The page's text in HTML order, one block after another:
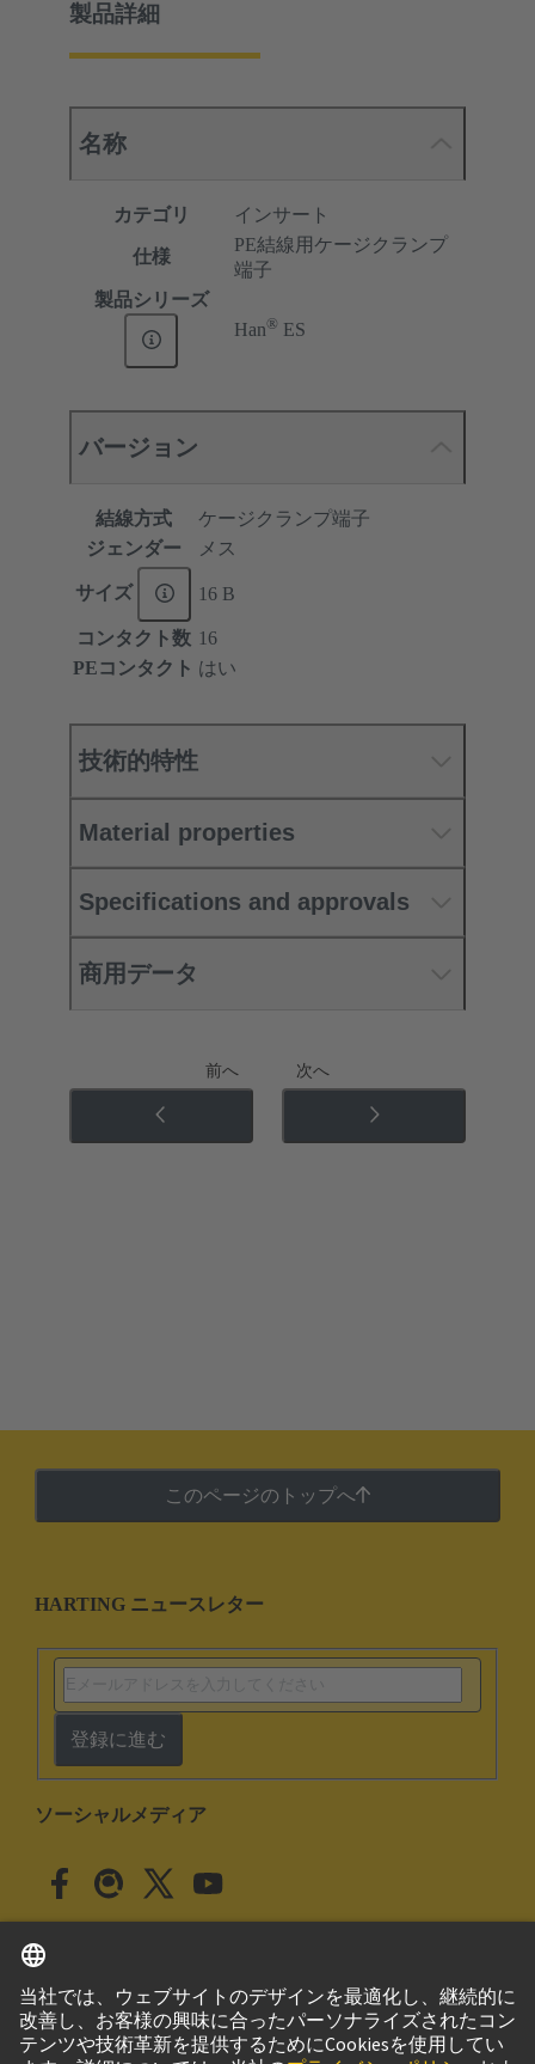
製品詳細
名称
カテゴリ インサート
仕様
PE結線用ケージクランプ
端子
製品シリーズ
Han® ES
バージョン
結線方式
ケージクランプ端子
ジェンダー
メス
サイズ 16 B
コンタクト数 16
PEコンタクト はい
技術的特性
Material properties
Specifications and approvals
商用データ
前へ 次へ
このページのトップへ
HARTING ニュースレター
登録に進む
ソーシャルメディア
日本 日本語